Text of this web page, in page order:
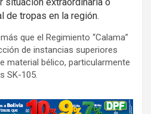
de tropas en la región.
que el Regimiento “Calama”
de instancias superiores
material bélico, particularmente
SK-105.